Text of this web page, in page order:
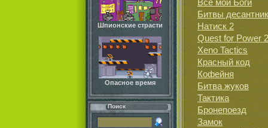
Шпионские страсти
Опасное время
Поиск
Все мои Боги
Битвы
Натиск 2
Quest for Power 2
Xeno Tactics
Красный код
Кофейня
Битва жуков
Тактика
Бронепоезд
Замок